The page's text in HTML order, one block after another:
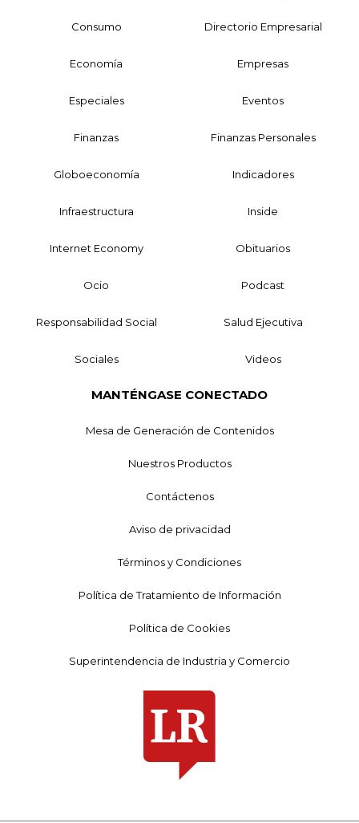
Consumo Directorio Empresarial
Economía Empresas
Especiales Eventos
Finanzas Finanzas Personales
Globoeconomía Indicadores
Infraestructura Inside
Internet Economy Obituarios
Ocio Podcast
Responsabilidad Social Salud Ejecutiva
Sociales Videos
MANTÉNGASE CONECTADO
Mesa de Generación de Contenidos
Nuestros Productos
Contáctenos
Aviso de privacidad
Términos y Condiciones
Política de Tratamiento de Información
Política de Cookies
Superintendencia de Industria y Comercio